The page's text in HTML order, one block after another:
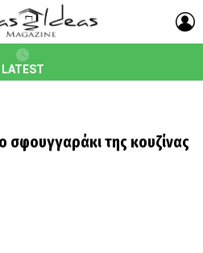
LATEST
σφουγγαράκι της κουζίνας